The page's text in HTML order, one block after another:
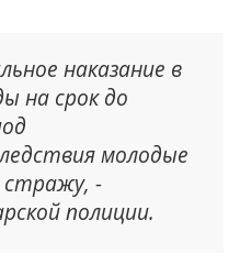
наказание в
на срок до
молодые
стражу, -
полиции.